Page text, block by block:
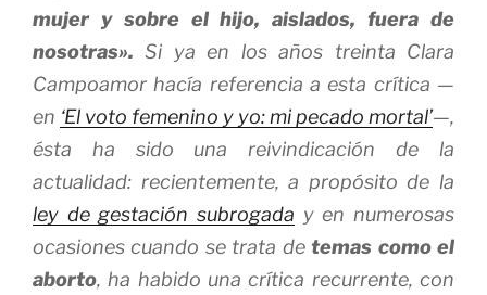
mujer y sobre el hijo, aislados, fuera de
nosotras».Si ya en los años treinta Clara
Campoamor hacía referencia a esta crítica —
en ‘El voto femenino y yo: mi pecado mortal’—,
ésta ha sido una reivindicación de la
actualidad: recientemente, a propósito de la
ley de gestación subrogada y en numerosas
ocasiones cuando se trata detemas como el
aborto, ha habido una crítica recurrente, con